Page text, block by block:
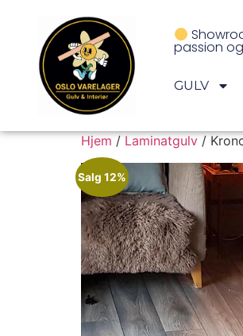
passion
GULV
Hjem / Laminatgulv /
Salg 12%